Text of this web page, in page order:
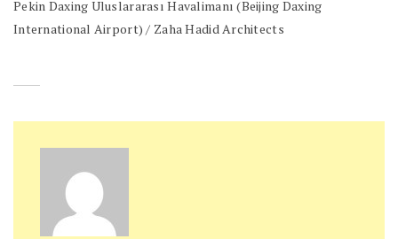
Pekin Daxing Uluslararası Havalimanı (Beijing Daxing
International Airport) / Zaha Hadid Architects